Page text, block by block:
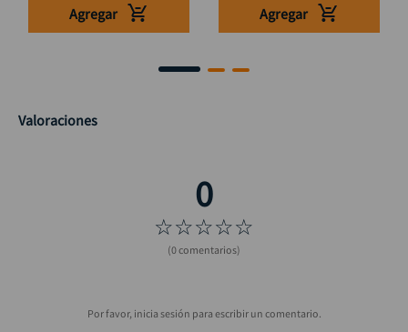
Agregar Agregar
Valoraciones
☆☆☆☆☆
(0 comentarios)